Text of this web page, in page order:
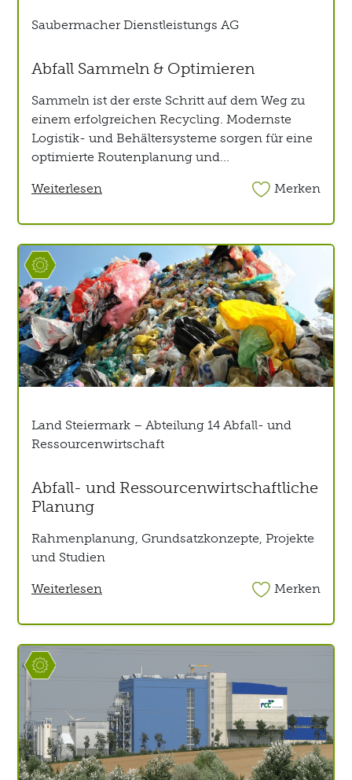
Saubermacher Dienstleistungs AG
Abfall Sammeln & Optimieren
Sammeln ist der erste Schritt auf dem Weg zu
einem erfolgreichen Recycling. Modernste
Logistik- und Behältersysteme sorgen für eine
optimierte Routenplanung und...
Weiterlesen
Merken
Land Steiermark – Abteilung 14 Abfall- und
Ressourcenwirtschaft
Abfall- und Ressourcenwirtschaftliche
Planung
Rahmenplanung, Grundsatzkonzepte, Projekte
und Studien
Weiterlesen
Merken